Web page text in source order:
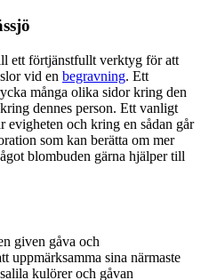
ett förtjänstfullt verktyg för att
vid en begravning. Ett
många olika sidor kring den
person. Ett vanligt
evigheten och kring en sådan går
som kan berätta om mer
blombuden gärna hjälper till
given gåva och
uppmärksamma sina närmaste